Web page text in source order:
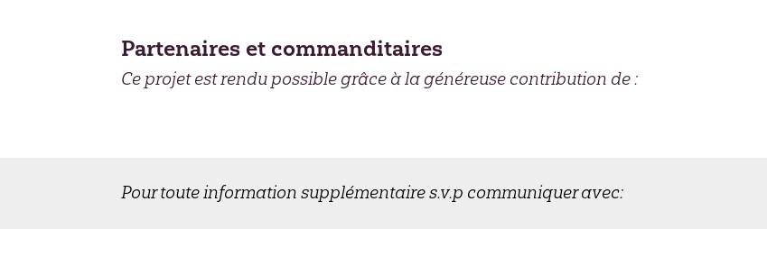
Partenaires et commanditaires
Ce projet est rendu possible grâce à la généreuse contribution de :
Pour toute information supplémentaire s.v.p communiquer avec: